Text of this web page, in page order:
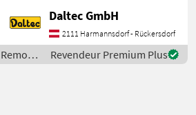
2580x1400x1480
Außenmasse:
4160x1910x2120 Reifen
185R14C 1 Achse Aufbau •
Daltec GmbH
2111 Harmannsdorf - Rückersdorf
Remorques
/ Daltec
Revendeur Premium Plus